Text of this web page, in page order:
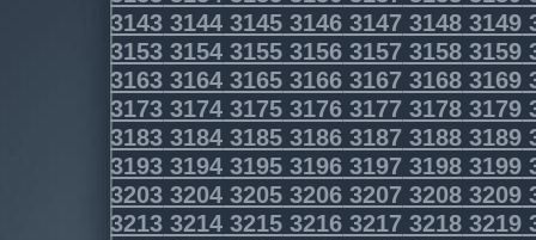
3143 3144 3145 3146 3147 3148 3149
3153 3154 3155 3156 3157 3158 3159
3163 3164 3165 3166 3167 3168 3169
3173 3174 3175 3176 3177 3178 3179
3183 3184 3185 3186 3187 3188 3189
3193 3194 3195 3196 3197 3198 3199
3203 3204 3205 3206 3207 3208 3209
3213 3214 3215 3216 3217 3218 3219